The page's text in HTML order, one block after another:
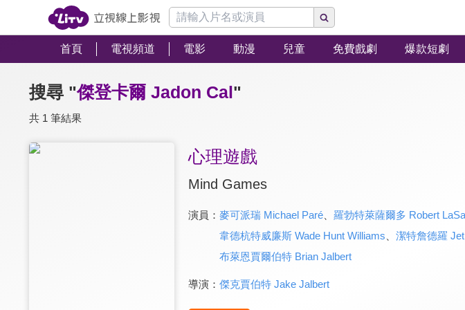
首頁 電視頻道 電影 動漫 兒童 免費戲劇 爆款短劇
搜尋 "傑登卡爾 Jadon Cal"
共 1 筆結果
心理遊戲
Mind Games
演員： 麥可派瑞 Michael Paré、 羅勃特萊薩爾多 Robert
韋德杭特威廉斯 Wade Hunt Williams
潔特詹德羅
布萊恩賈爾伯特 Brian Jalbert
導演： 傑克賈伯特 Jake Jalbert